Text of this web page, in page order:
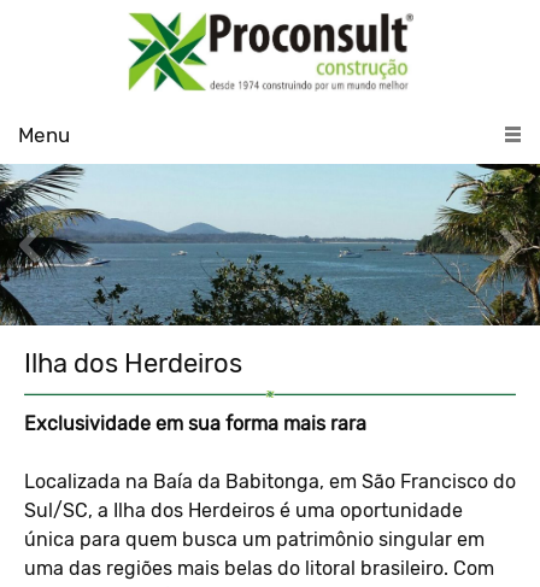
Menu
Ilha dos Herdeiros
Exclusividade em sua forma mais rara
Localizada na Baía da Babitonga, em São Francisco do
Sul/SC, a Ilha dos Herdeiros é uma oportunidade
única para quem busca um patrimônio singular em
uma das regiões mais belas do litoral brasileiro. Com